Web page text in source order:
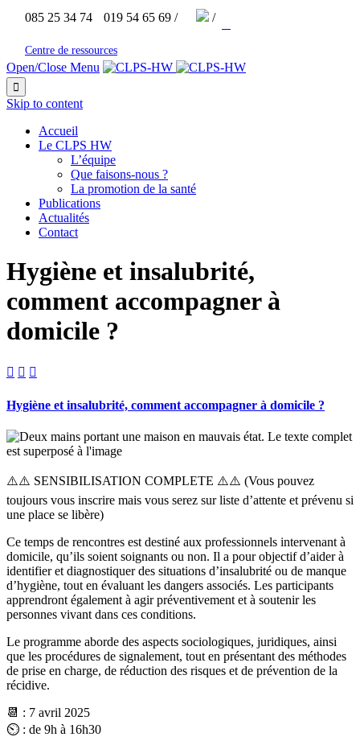
085 25 34 74 019 54 65 69 / /
Centre de ressources
Open/Close Menu

Skip to content
Accueil
Le CLPS HW
L’équipe
Que faisons-nous ?
La promotion de la santé
Publications
Actualités
Contact
Hygiène et insalubrité,
comment accompagner à
domicile ?
  
Hygiène et insalubrité, comment accompagner à domicile ?
⚠️⚠️ SENSIBILISATION COMPLETE ⚠️⚠️ (Vous pouvez
toujours vous inscrire mais vous serez sur liste d’attente et prévenu si
une place se libère)
Ce temps de rencontres est destiné aux professionnels intervenant à
domicile, qu’ils soient soignants ou non. Il a pour objectif d’aider à
identifier et diagnostiquer des situations d’insalubrité ou de manque
d’hygiène, tout en évaluant les dangers associés. Les participants
apprendront également à agir préventivement et à soutenir les
personnes vivant dans ces conditions.
Le programme aborde des aspects sociologiques, juridiques, ainsi
que les procédures de signalement, tout en présentant des méthodes
de prise en charge, de réduction des risques et de prévention de la
récidive.
📆 : 7 avril 2025
⏲️ : de 9h à 16h30